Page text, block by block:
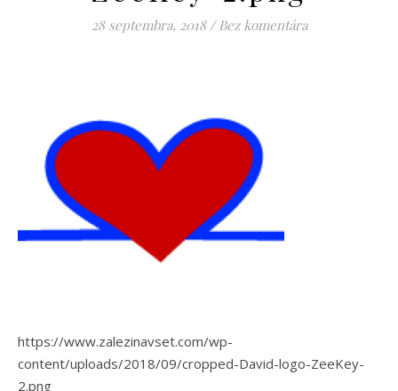
28 septembra, 2018 / Bez komentára
https://www.zalezinavset.com/wp-
content/uploads/2018/09/cropped-David-logo-ZeeKey-
2.png